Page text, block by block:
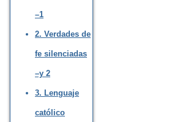
–1
2. Verdades de
fe silenciadas
–y 2
3. Lenguaje
católico